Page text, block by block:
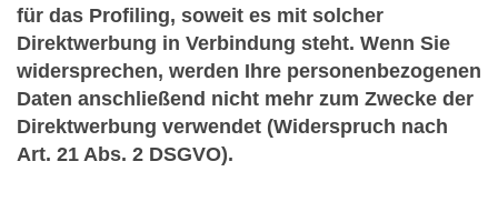
für das Profiling, soweit es mit solcher
Direktwerbung in Verbindung steht. Wenn Sie
widersprechen, werden Ihre personenbezogenen
Daten anschließend nicht mehr zum Zwecke der
Direktwerbung verwendet (Widerspruch nach
Art. 21 Abs. 2 DSGVO).